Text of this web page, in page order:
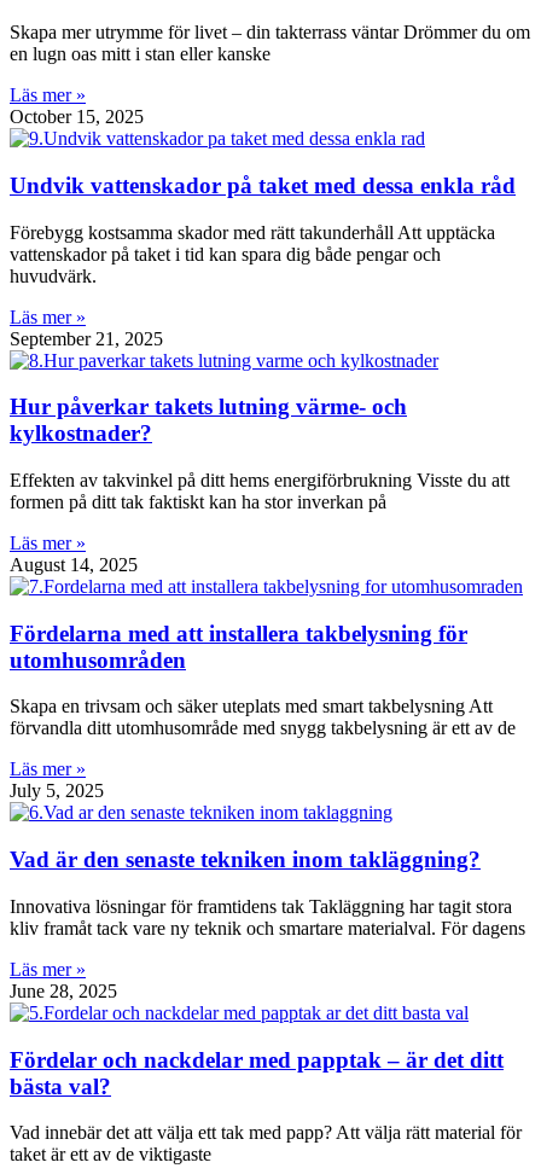
Skapa mer utrymme för livet – din takterrass väntar Drömmer du om
en lugn oas mitt i stan eller kanske
Läs mer »
October 15, 2025
Undvik vattenskador på taket med dessa enkla råd
Förebygg kostsamma skador med rätt takunderhåll Att upptäcka
vattenskador på taket i tid kan spara dig både pengar och
huvudvärk.
Läs mer »
September 21, 2025
Hur påverkar takets lutning värme- och
kylkostnader?
Effekten av takvinkel på ditt hems energiförbrukning Visste du att
formen på ditt tak faktiskt kan ha stor inverkan på
Läs mer »
August 14, 2025
Fördelarna med att installera takbelysning för
utomhusområden
Skapa en trivsam och säker uteplats med smart takbelysning Att
förvandla ditt utomhusområde med snygg takbelysning är ett av de
Läs mer »
July 5, 2025
Vad är den senaste tekniken inom takläggning?
Innovativa lösningar för framtidens tak Takläggning har tagit stora
kliv framåt tack vare ny teknik och smartare materialval. För dagens
Läs mer »
June 28, 2025
Fördelar och nackdelar med papptak – är det ditt
bästa val?
Vad innebär det att välja ett tak med papp? Att välja rätt material för
taket är ett av de viktigaste